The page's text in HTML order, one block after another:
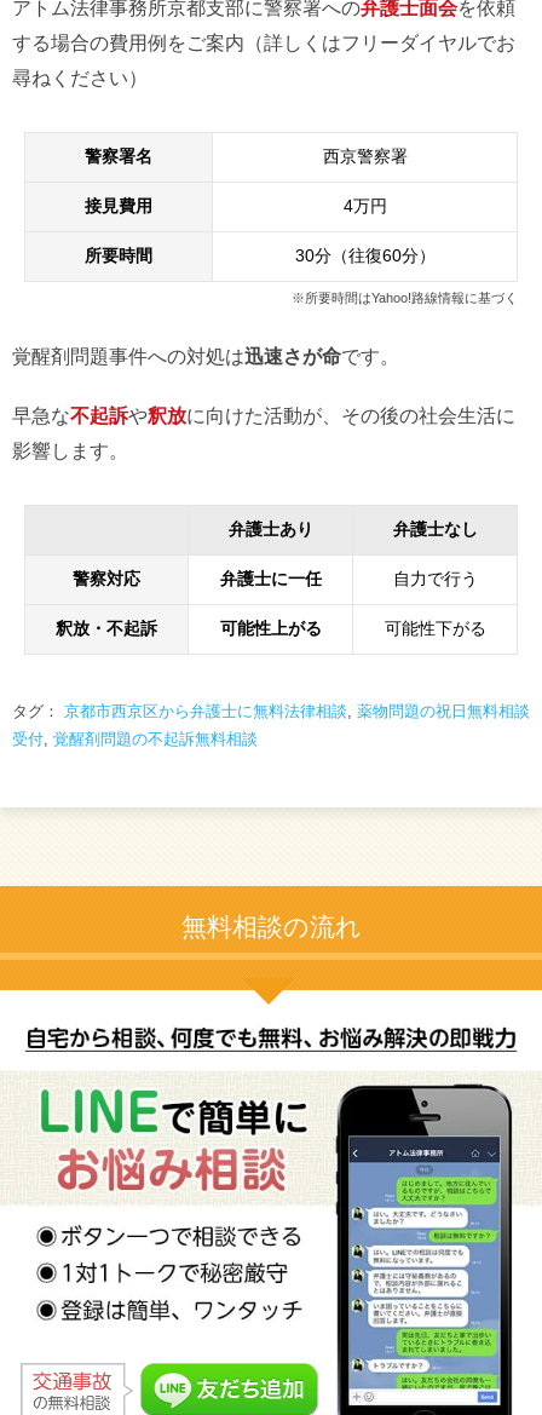
アトム法律事務所京都支部に警察署への弁護士面会を依頼
する場合の費用例をご案内（詳しくはフリーダイヤルでお
尋ねください）
警察署名 西京警察署
接見費用 4万円
所要時間 30分（往復60分）
※所要時間はYahoo!路線情報に基づく
覚醒剤問題事件への対処は迅速さが命です。
早急な不起訴や釈放に向けた活動が、その後の社会生活に
影響します。
弁護士あり 弁護士なし
警察対応 弁護士に一任 自力で行う
釈放・不起訴 可能性上がる 可能性下がる
タグ： 京都市西京区から弁護士に無料法律相談, 薬物問題の祝日無料相談
受付, 覚醒剤問題の不起訴無料相談
無料相談の流れ